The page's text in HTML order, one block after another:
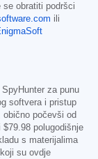
obratiti podršci
ili
za punu
softvera i pristup
obično počevši od
$79.98 polugodišnje
s materijalima
su ovdje